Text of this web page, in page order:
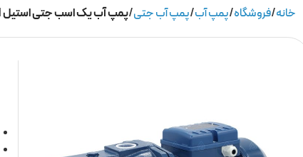
خانه فروشگاه پمپ آب پمپ آب جتی پمپ آب یک اسب جتی استیل TPM100/01 برند CNB